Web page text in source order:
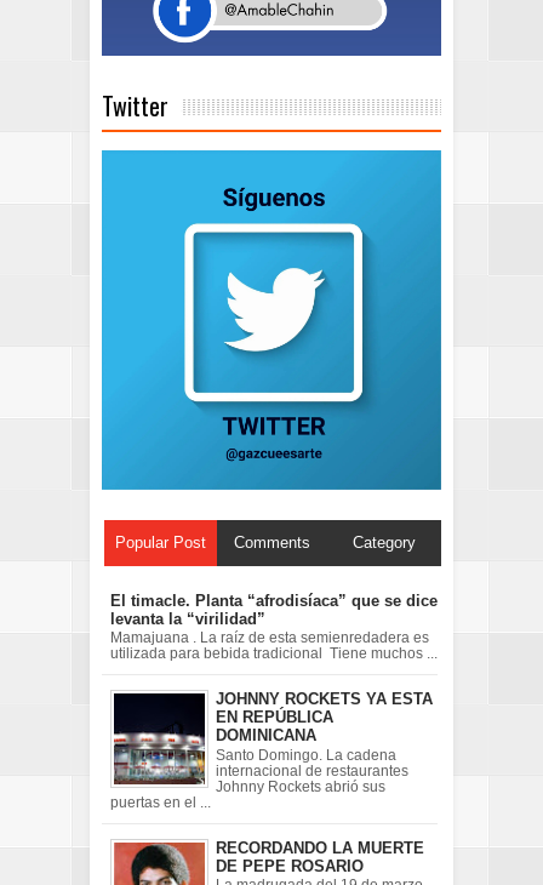
Twitter
Popular Post Comments Category
El timacle. Planta “afrodisíaca” que se dice
levanta la “virilidad”
Mamajuana . La raíz de esta semienredadera es
utilizada para bebida tradicional Tiene muchos ...
JOHNNY ROCKETS YA ESTA
EN REPÚBLICA
DOMINICANA
Santo Domingo. La cadena
internacional de restaurantes
Johnny Rockets abrió sus
puertas en el ...
RECORDANDO LA MUERTE
DE PEPE ROSARIO